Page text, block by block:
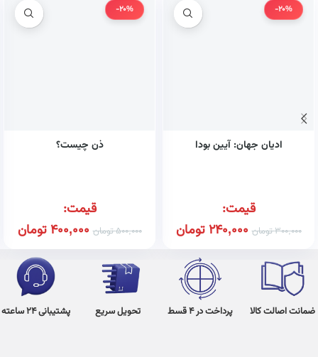
-20%
ادیان جهان: آیین بودا
قیمت:
300,000تومان 240,000تومان
-20%
ذن چیست؟
قیمت:
500,000تومان 400,000تومان
ضمانت اصالت کالا پرداخت در 4 قسط تحویل سریع پشتیبانی 24 ساعته